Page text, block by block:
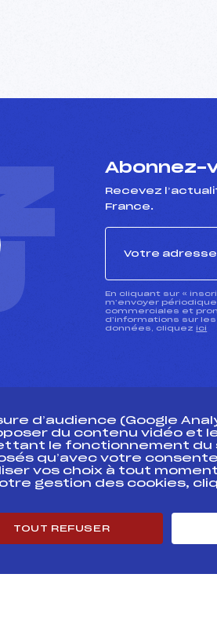
Abonnez-
Recevez
France.
En cliquant sur «
m’envoyer
commerciales et
d’informations sur
données, cliquez ici
Pôle vie
d’audience (Google
du contenu vidéo et
le fonctionnement du
qu’avec votre
vos choix à tout
gestion des cookies,
TOUT REFUSER